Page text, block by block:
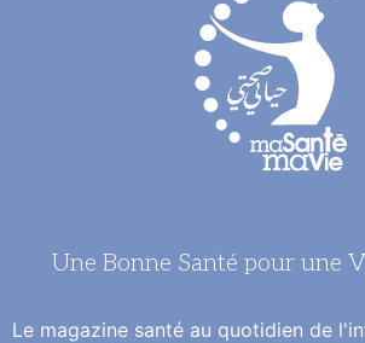
Une Bonne Santé pour une
Le magazine santé au quotidien de